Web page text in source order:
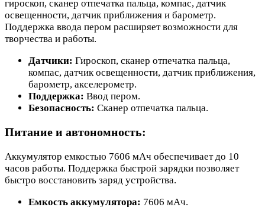
гироскоп, сканер отпечатка пальца, компас, датчик
освещенности, датчик приближения и барометр.
Поддержка ввода пером расширяет возможности для
творчества и работы.
Датчики: Гироскоп, сканер отпечатка пальца,
компас, датчик освещенности, датчик приближения,
барометр, акселерометр.
Поддержка: Ввод пером.
Безопасность: Сканер отпечатка пальца.
Питание и автономность:
Аккумулятор емкостью 7606 мАч обеспечивает до 10
часов работы. Поддержка быстрой зарядки позволяет
быстро восстановить заряд устройства.
Емкость аккумулятора: 7606 мАч.